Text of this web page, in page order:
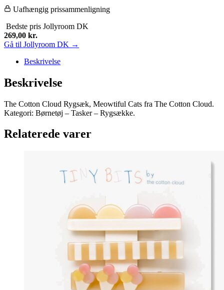
Uafhængig prissammenligning
Bedste pris Jollyroom DK
269,00 kr.
Gå til Jollyroom DK →
Beskrivelse
Beskrivelse
The Cotton Cloud Rygsæk, Meowtiful Cats fra The Cotton Cloud.
Kategori: Børnetøj – Tasker – Rygsække.
Relaterede varer